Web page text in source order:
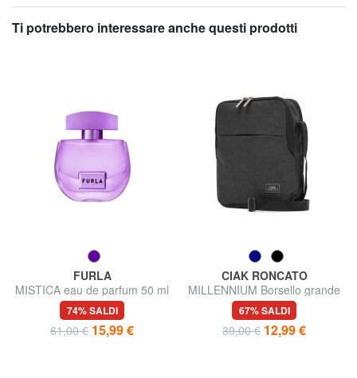
Ti potrebbero interessare anche questi prodotti
FURLA
MISTICA eau de parfum 50 ml
74% SALDI
61,00 € 15,99 €
CIAK RONCATO
MILLENNIUM Borsello grande
67% SALDI
39,00 € 12,99 €